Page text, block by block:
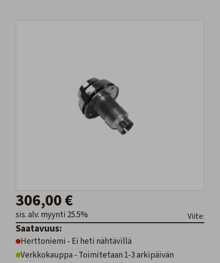
306,00 €
sis. alv. myynti 25.5% Viite:
Saatavuus:
Herttoniemi - Ei heti nähtävillä
Verkkokauppa - Toimitetaan 1-3 arkipäivän